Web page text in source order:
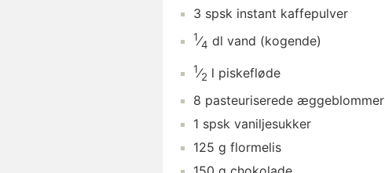
3 spsk instant kaffepulver
1⁄4 dl vand (kogende)
1⁄2 l piskefløde
8 pasteuriserede æggeblommer
1 spsk vaniljesukker
125 g flormelis